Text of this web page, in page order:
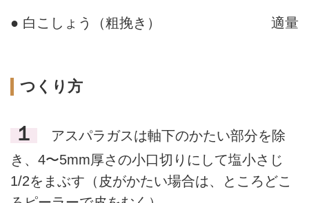
● 白こしょう（粗挽き） 適量
つくり方
１
アスパラガスは軸下のかたい部分を除
き、4〜5mm厚さの小口切りにして塩小さじ
1/2をまぶす（皮がかたい場合は、ところどこ